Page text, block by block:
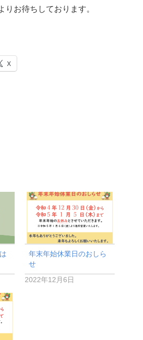
りお待ちしております。
X
年末年始休業日のおしら
せ
2022年12月6日